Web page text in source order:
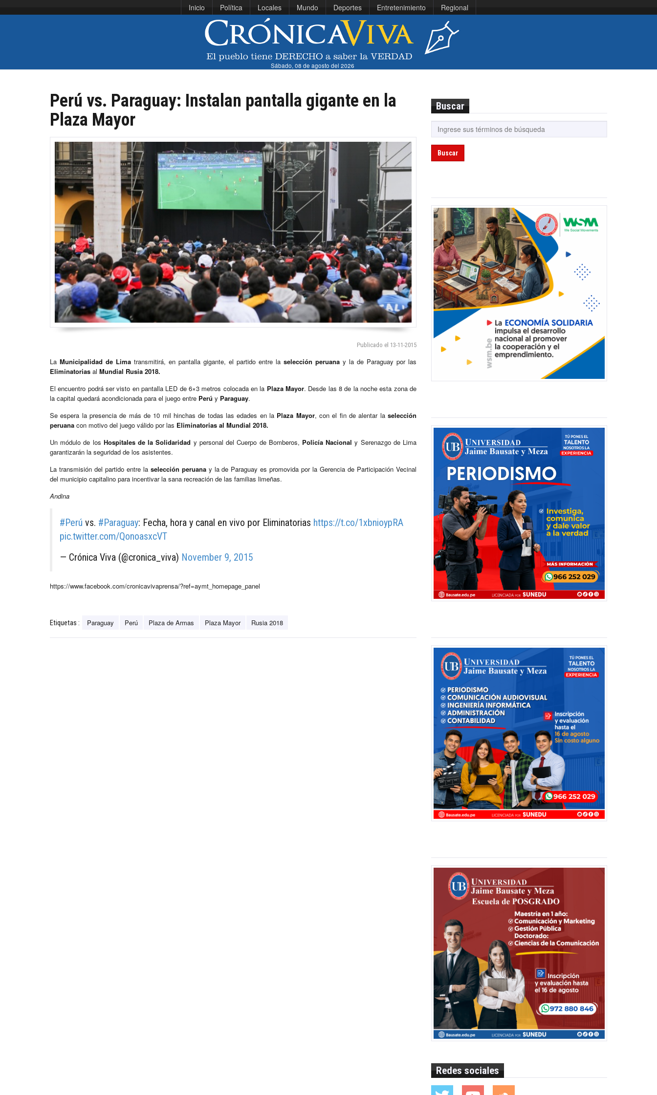
Inicio Política Locales Mundo Deportes Entretenimiento Regional
Sábado, 08 de agosto del 2026
Perú vs. Paraguay: Instalan pantalla gigante en la
Plaza Mayor
Publicado el 13-11-2015
La Municipalidad de Lima transmitirá, en pantalla gigante, el partido entre la selección peruana y la de Paraguay por las
Eliminatorias al Mundial Rusia 2018.
El encuentro podrá ser visto en pantalla LED de 6×3 metros colocada en la Plaza Mayor. Desde las 8 de la noche esta zona de
la capital quedará acondicionada para el juego entre Perú y Paraguay.
Se espera la presencia de más de 10 mil hinchas de todas las edades en la Plaza Mayor, con el fin de alentar laselección
peruana con motivo del juego válido por las Eliminatorias al Mundial 2018.
Un módulo de los Hospitales de la Solidaridad y personal del Cuerpo de Bomberos, Policía Nacional y Serenazgo de Lima
garantizarán la seguridad de los asistentes.
La transmisión del partido entre la selección peruanay la de Paraguay es promovida por la Gerencia de Participación Vecinal
del municipio capitalino para incentivar la sana recreación de las familias limeñas.
Andina
#Perú vs. #Paraguay: Fecha, hora y canal en vivo por Eliminatorias https://t.co/1xbnioypRA
pic.twitter.com/QonoasxcVT
— Crónica Viva (@cronica_viva) November 9, 2015
https://www.facebook.com/cronicavivaprensa/?ref=aymt_homepage_panel
Etiquetas : Paraguay Perú Plaza de Armas Plaza Mayor Rusia 2018
Buscar
Buscar
Redes sociales